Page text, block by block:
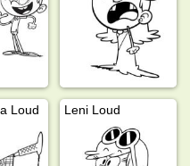
Loud Leni Loud